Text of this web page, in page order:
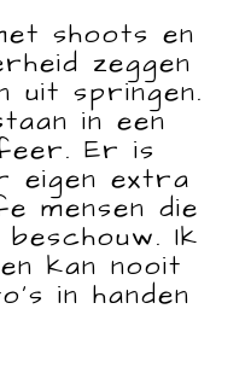
shoots en
zeggen
uit springen.
in een
Er is
eigen extra
mensen die
Ik
kan nooit
in handen